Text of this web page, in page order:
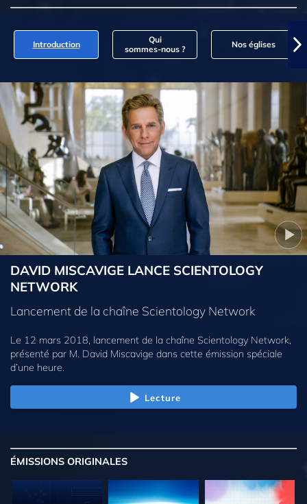
Introduction
Qui
sommes‑nous ?
Nos églises
DAVID MISCAVIGE LANCE SCIENTOLOGY
NETWORK
Lancement de la chaîne Scientology Network
Le 12 mars 2018, lancement de la chaîne Scientology Network,
présenté par M. David Miscavige dans cette émission spéciale
d’une heure.
Lecture
ÉMISSIONS ORIGINALES